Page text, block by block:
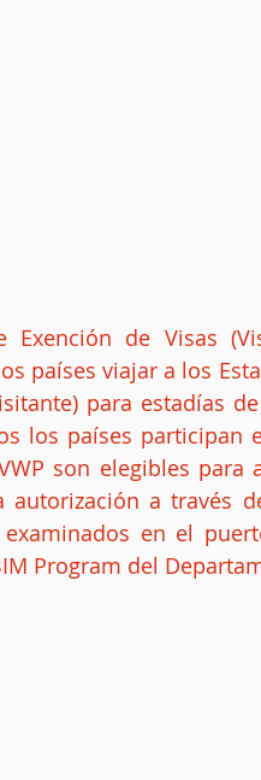
países viajar a los
para estadías
los países participan
son elegibles para
autorización a través
examinados en el
Program del